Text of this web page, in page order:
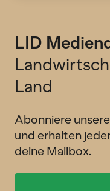
LID
Land
Abonniere
und erhalten
deine Mailbox.